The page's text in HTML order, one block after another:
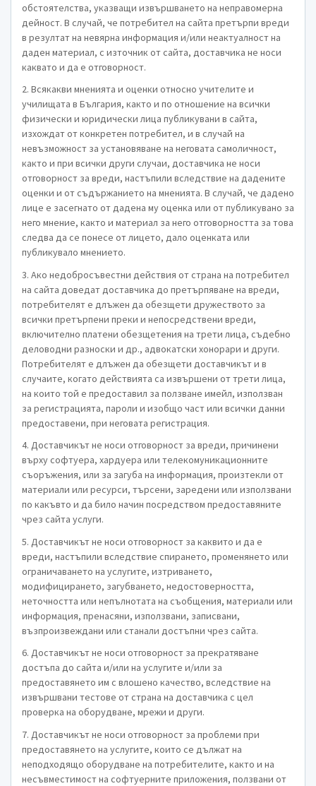
обстоятелства, указващи извършването на неправомерна
дейност. В случай, че потребител на сайта претърпи вреди
в резултат на невярна информация и/или неактуалност на
даден материал, с източник от сайта, доставчика не носи
каквато и да е отговорност.
2. Всякакви мненията и оценки относно учителите и
училищата в България, както и по отношение на всички
физически и юридически лица публикувани в сайта,
изхождат от конкретен потребител, и в случай на
невъзможност за установяване на неговата самоличност,
както и при всички други случаи, доставчика не носи
отговорност за вреди, настъпили вследствие на дадените
оценки и от съдържанието на мненията. В случай, че дадено
лице е засегнато от дадена му оценка или от публикувано за
него мнение, както и материал за него отговорността за това
следва да се понесе от лицето, дало оценката или
публикувало мнението.
3. Ако недобросъвестни действия от страна на потребител
на сайта доведат доставчика до претърпяване на вреди,
потребителят е длъжен да обезщети дружеството за
всички претърпени преки и непосредствени вреди,
включително платени обезщетения на трети лица, съдебно
деловодни разноски и др., адвокатски хонорари и други.
Потребителят е длъжен да обезщети доставчикът и в
случаите, когато действията са извършени от трети лица,
на които той е предоставил за ползване имейл, използван
за регистрацията, пароли и изобщо част или всички данни
предоставени, при неговата регистрация.
4. Доставчикът не носи отговорност за вреди, причинени
върху софтуера, хардуера или телекомуникационните
съоръжения, или за загуба на информация, произтекли от
материали или ресурси, търсени, заредени или използвани
по какъвто и да било начин посредством предоставяните
чрез сайта услуги.
5. Доставчикът не носи отговорност за каквито и да е
вреди, настъпили вследствие спирането, променянето или
ограничаването на услугите, изтриването,
модифицирането, загубването, недостоверността,
неточността или непълнотата на съобщения, материали или
информация, пренасяни, използвани, записвани,
възпроизвеждани или станали достъпни чрез сайта.
6. Доставчикът не носи отговорност за прекратяване
достъпа до сайта и/или на услугите и/или за
предоставянето им с влошено качество, вследствие на
извършвани тестове от страна на доставчика с цел
проверка на оборудване, мрежи и други.
7. Доставчикът не носи отговорност за проблеми при
предоставянето на услугите, които се дължат на
неподходящо оборудване на потребителите, както и на
несъвместимост на софтуерните приложения, ползвани от